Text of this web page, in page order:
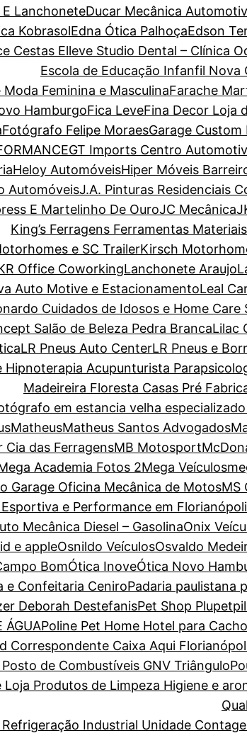
LanchoneteDucar Mecânica
KobrasolEdna Ótica PalhoçaEdson
Cestas Elleve Studio Dental – Clínica
Escola de Educação Infanfil Nova
Feminina e MasculinaFarache
HamburgoFica LeveFina Decor Loja
Fotógrafo Felipe MoraesGarage Custom
GT Imports Centro
Heloy AutomóveisHiper Móveis
AutomóveisJ.A. Pinturas Residenciais
E Martelinho De OuroJC Mecânica
King’s Ferragens Ferramentas
e SC TrailerKirsch
Office CoworkingLanchonete Araujo
Auto Motive e EstacionamentoLeal
Cuidados de Idosos e Home Care
Salão de Beleza Pedra BrancaLilac
LR Pneus Auto CenterLR Pneus e
Hipnoterapia Acupunturista
Madeireira Floresta Casas Pré
em estancia velha
MatheusMatheus Santos Advogados
Cia das FerragensMB Motosport
Academia Fotos 2Mega Veículos
Garage Oficina Mecânica de MotosMS
e Performance em
Mecânica Diesel – GasolinaOnix
e appleOsnildo VeículosOsvaldo
BomÓtica InoveÓtica Novo
e Confeitaria CeniroPadaria paulistana
Deborah DestefanisPet Shop Plupet
ÁGUAPoline Pet Home Hotel para
Correspondente Caixa Aqui
de Combustíveis GNV Triângulo
Loja Produtos de Limpeza Higiene e
Industrial Unidade